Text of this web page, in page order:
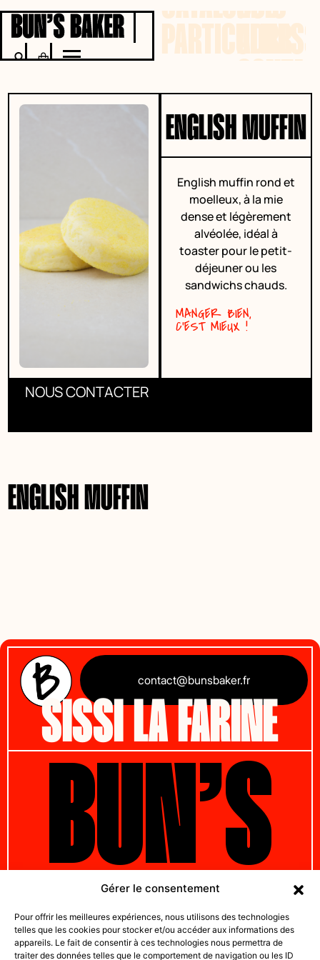
Gérer le consentement
Pour offrir les meilleures expériences, nous utilisons des technologies
telles que les cookies pour stocker et/ou accéder aux informations des
appareils. Le fait de consentir à ces technologies nous permettra de
traiter des données telles que le comportement de navigation ou les ID
PARTICULIER
ENGLISH MUFFIN
English muffin rond et
moelleux, à la mie
dense et légèrement
alvéolée, idéal à
toaster pour le petit-
déjeuner ou les
sandwichs chauds.
MANGER BIEN,
C’EST MIEUX !
NOUS CONTACTER
ENGLISH MUFFIN
contact@bunsbaker.fr
SISSI LA FARINE
BUN’S